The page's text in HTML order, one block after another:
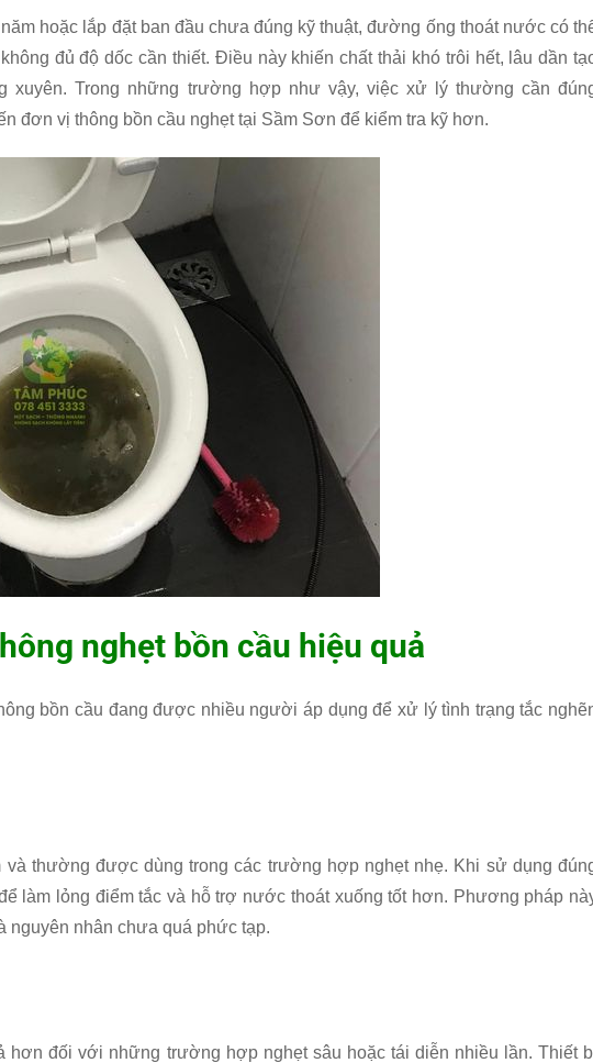
hoặc lắp đặt ban đầu chưa đúng kỹ thuật, đường ống thoát nước có
đủ độ dốc cần thiết. Điều này khiến chất thải khó trôi hết, lâu dần
xuyên. Trong những trường hợp như vậy, việc xử lý thường cần
đơn vị thông bồn cầu nghẹt tại Sầm Sơn để kiểm tra kỹ hơn.
nghẹt bồn cầu hiệu quả
bồn cầu đang được nhiều người áp dụng để xử lý tình trạng tắc
và thường được dùng trong các trường hợp nghẹt nhẹ. Khi sử dụng
làm lỏng điểm tắc và hỗ trợ nước thoát xuống tốt hơn. Phương pháp
nguyên nhân chưa quá phức tạp.
hơn đối với những trường hợp nghẹt sâu hoặc tái diễn nhiều lần. Thiết